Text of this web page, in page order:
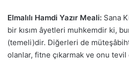
Elmalılı Hamdi Yazır Meali: Sana
bir kısım âyetleri muhkemdir ki,
(temeli)dir. Diğerleri de
olanlar, fitne çıkarmak ve onu